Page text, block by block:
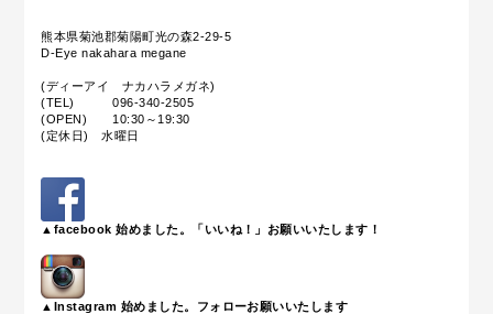
熊本県菊池郡菊陽町光の森2-29-5
D-Eye nakahara megane
(ディーアイ ナカハラメガネ)
(TEL) 096-340-2505
(OPEN) 10:30～19:30
(定休日) 水曜日
▲facebook 始めました。「いいね！」お願いいたします！
▲Instagram 始めました。フォローお願いいたします